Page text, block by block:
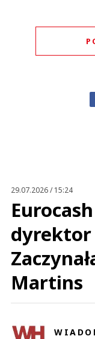
29.07.2026 / 15:24
dyrektor
Martins